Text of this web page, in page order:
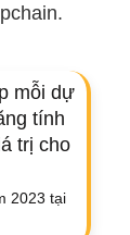
mỗi dự
tính
trị cho
2023 tại